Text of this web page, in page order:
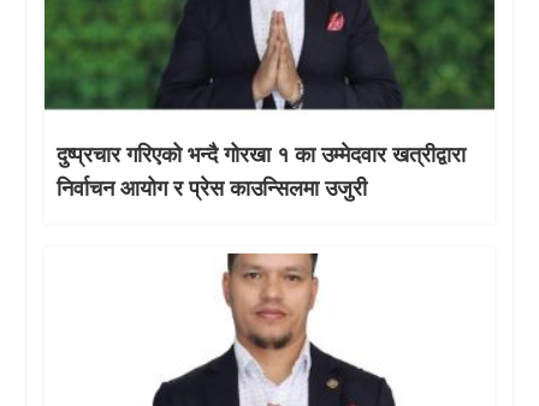
दुष्प्रचार गरिएको भन्दै गोरखा १ का उम्मेदवार खत्रीद्वारा
निर्वाचन आयोग र प्रेस काउन्सिलमा उजुरी